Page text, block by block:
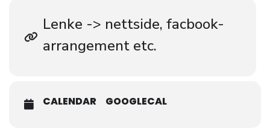
Lenke -> nettside, facbook-
arrangement etc.
CALENDAR GOOGLECAL